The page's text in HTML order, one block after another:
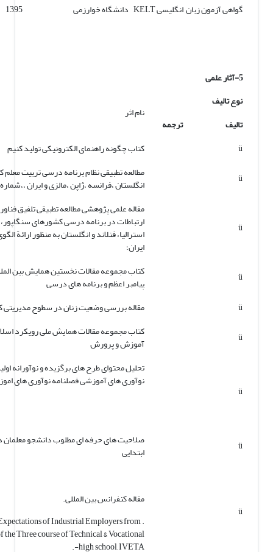
گواهی آزمون زبان انگلیسی KELT
دانشگاه خوارزمی 1395
5-آثار علمی
نوع تالیف
نام اثر
تالیف
ترجمه
ü
کتاب چگونه راهنمای الکترونیکی تولید کنیم
ü
مطالعه تطبیقی نظام برنامه درسی تربیت
انگلستان ،فرانسه ،ژاپن ،مالزی و ایران ،،شماره
ü
مقاله علمی پژوهشی مطالعه تطبیقی تلفیق
ارتباطات در برنامه درسی کشورهای
استرالیا، فنلاند و انگلستان به منظور ارائة
ایران؛
ü
کتاب مجموعه مقالات نخستین همایش بین
پیامبر اعظم و برنامه های درسی
ü
مقاله بررسی وضعیت زنان در سطوح
ü
کتاب مجموعه مقالات همایش ملی رویکرد
آموزش و پرورش
ü
تحلیل محتوای طرح های برگزیده و نوآورانه
ü صلاحیت های حرفه ای مطلوب دانشجو
ابتدایی
ü
مقاله کنفرانس بین المللی.
of Industrial Employers from
the Three course of Technical & Vocational
high school, IVETA-.